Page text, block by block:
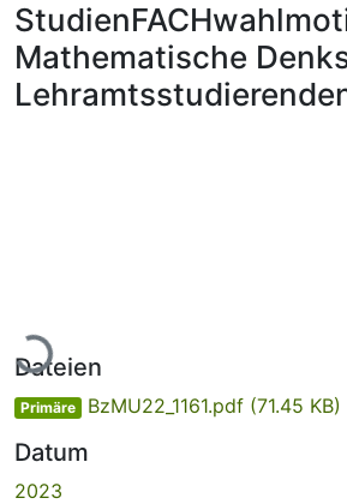
FAQ
Leitlinien
Zurück zur Startseite
Mathematische
Lade...
Dateien
Primäre BzMU22_1161.pdf (71.45 KB)
Datum
2023